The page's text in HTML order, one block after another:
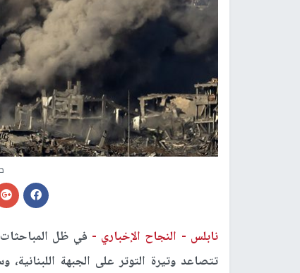
نابلس - النجاح الإخباري - في ظل
تتصاعد وتيرة التوتر على الجبهة